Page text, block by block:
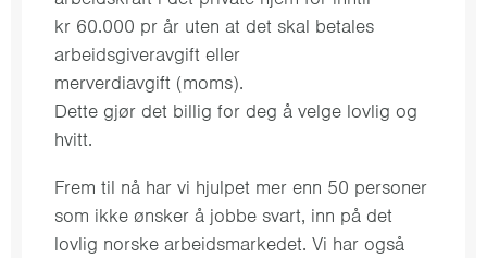
kr 60.000 pr år uten at det skal betales
arbeidsgiveravgift eller
merverdiavgift (moms).
Dette gjør det billig for deg å velge lovlig og
hvitt.
Frem til nå har vi hjulpet mer enn 50 personer
som ikke ønsker å jobbe svart, inn på det
lovlig norske arbeidsmarkedet. Vi har også